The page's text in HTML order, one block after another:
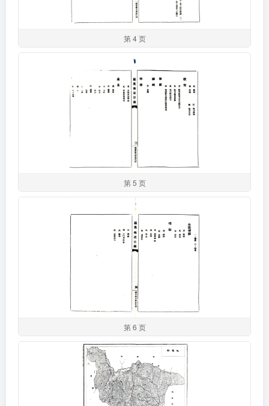
第 4 页
第 5 页
第 6 页